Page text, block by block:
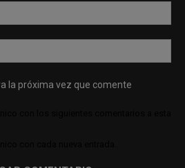
la próxima vez que comente